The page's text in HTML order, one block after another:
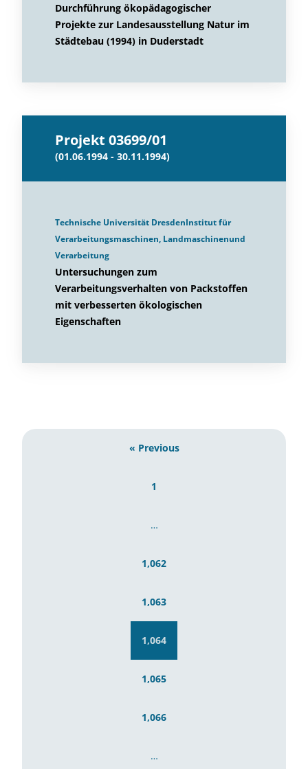
Durchführung ökopädagogischer
Projekte zur Landesausstellung Natur im
Städtebau (1994) in Duderstadt
Projekt 03699/01
(01.06.1994 - 30.11.1994)
Technische Universität DresdenInstitut für
Verarbeitungsmaschinen, Landmaschinenund
Verarbeitung
Untersuchungen zum
Verarbeitungsverhalten von Packstoffen
mit verbesserten ökologischen
Eigenschaften
« Previous
1
…
1,062
1,063
1,064
1,065
1,066
…